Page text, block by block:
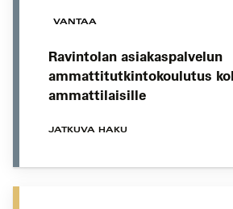
VANTAA
Ravintolan asiakaspalvelun
ammattitutkintokoulutus
ammattilaisille
JATKUVA HAKU